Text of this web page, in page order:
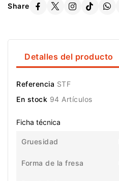
Share
Detalles del producto
Referencia STF
En stock 94 Artículos
Ficha técnica
Gruesidad
Forma de la fresa